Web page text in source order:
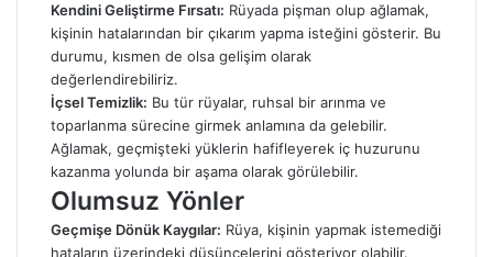
Kendini Geliştirme Fırsatı: Rüyada pişman olup ağlamak,
kişinin hatalarından bir çıkarım yapma isteğini gösterir. Bu
durumu, kısmen de olsa gelişim olarak
değerlendirebiliriz.
İçsel Temizlik: Bu tür rüyalar, ruhsal bir arınma ve
toparlanma sürecine girmek anlamına da gelebilir.
Ağlamak, geçmişteki yüklerin hafifleyerek iç huzurunu
kazanma yolunda bir aşama olarak görülebilir.
Olumsuz Yönler
Geçmişe Dönük Kaygılar: Rüya, kişinin yapmak istemediği
hataların üzerindeki düşüncelerini gösteriyor olabilir.